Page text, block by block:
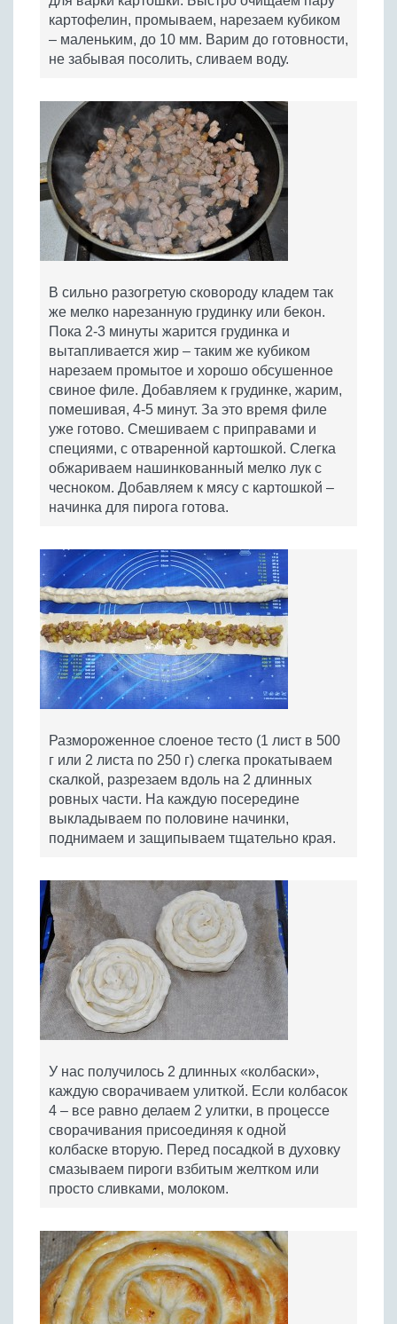
картофелин, промываем, нарезаем кубиком
– маленьким, до 10 мм. Варим до готовности,
не забывая посолить, сливаем воду.
В сильно разогретую сковороду кладем так
же мелко нарезанную грудинку или бекон.
Пока 2-3 минуты жарится грудинка и
вытапливается жир – таким же кубиком
нарезаем промытое и хорошо обсушенное
свиное филе. Добавляем к грудинке, жарим,
помешивая, 4-5 минут. За это время филе
уже готово. Смешиваем с приправами и
специями, с отваренной картошкой. Слегка
обжариваем нашинкованный мелко лук с
чесноком. Добавляем к мясу с картошкой –
начинка для пирога готова.
Размороженное слоеное тесто (1 лист в 500
г или 2 листа по 250 г) слегка прокатываем
скалкой, разрезаем вдоль на 2 длинных
ровных части. На каждую посередине
выкладываем по половине начинки,
поднимаем и защипываем тщательно края.
У нас получилось 2 длинных «колбаски»,
каждую сворачиваем улиткой. Если колбасок
4 – все равно делаем 2 улитки, в процессе
сворачивания присоединяя к одной
колбаске вторую. Перед посадкой в духовку
смазываем пироги взбитым желтком или
просто сливками, молоком.